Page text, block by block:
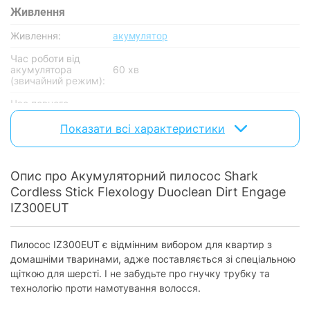
Живлення
Живлення: акумулятор
Час роботи від
акумулятора
(звичайний режим):
60 хв
Час повного
заряджання
акумулятора:
4 год
Регулятор
потужності:
на ручці
Кількість рівнів
потужності:
Споживана
потужність:
180 Вт
Основнi характеристики
Показати всі характеристики
Опис про Акумуляторний пилосос Shark
Cordless Stick Flexology Duoclean Dirt Engage
IZ300EUT
Пилосос IZ300EUT є відмінним вибором для квартир з
домашніми тваринами, адже поставляється зі спеціальною
щіткою для шерсті. І не забудьте про гнучку трубку та
технологію проти намотування волосся.